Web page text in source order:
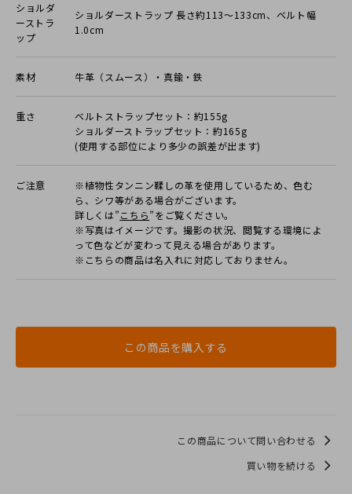
ショルダ
ーストラ
ップ
ショルダーストラップ 長さ約113〜133cm、ベルト幅
1.0cm
素材 牛革（スムース）・真鍮・鉄
重さ
ベルトストラップセット：約155g
ショルダーストラップセット：約165g
(使用する部位により多少の誤差が出ます)
ご注意
※植物性タンニン鞣しの革を使用しているため、色む
ら、シワ等がある場合がございます。
詳しくは”こちら”をご覧ください。
※写真はイメージです。撮影の状況、閲覧する環境によ
って色などが変わって見える場合があります。
※こちらの商品は名入れに対応しておりません。
この商品を購入する
この商品について問い合わせる
買い物を続ける